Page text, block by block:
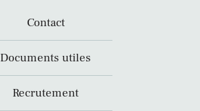
Contact
Documents utiles
Recrutement